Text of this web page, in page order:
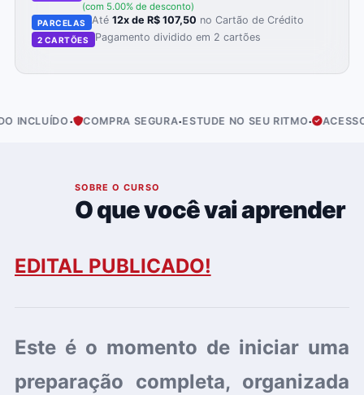
(com 5.00% de desconto)
PARCELAS Até12x de R$ 107,50 no Cartão de Crédito
2 CARTÕES Pagamento dividido em 2 cartões
· COMPRA SEGURA ·ESTUDE NO SEU RITMO· ACESSO
SOBRE O CURSO
O que você vai aprender
EDITAL PUBLICADO!
Este é o momento de iniciar uma
preparação completa, organizada